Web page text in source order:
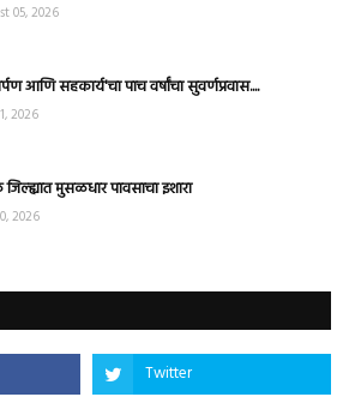
05, 2026
आणि सहकार्य'चा पाच वर्षांचा सुवर्णप्रवास....
2026
मुसळधार पावसाचा इशारा
2026